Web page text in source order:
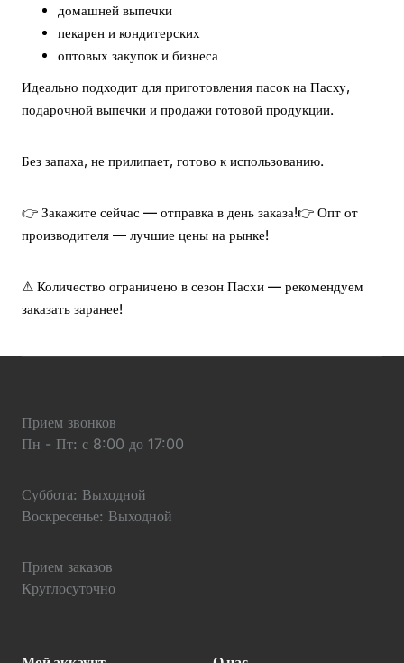
домашней выпечки
пекарен и кондитерских
оптовых закупок и бизнеса
Идеально подходит для приготовления пасок на Пасху,
подарочной выпечки и продажи готовой продукции.
Без запаха, не прилипает, готово к использованию.
👉 Закажите сейчас — отправка в день заказа!👉 Опт от
производителя — лучшие цены на рынке!
⚠ Количество ограничено в сезон Пасхи — рекомендуем
заказать заранее!
Прием звонков
Пн - Пт: с 8:00 до 17:00
Суббота: Выходной
Воскресенье: Выходной
Прием заказов
Круглосуточно